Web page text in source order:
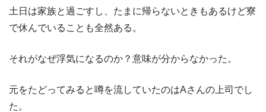
土日は家族と過ごすし、たまに帰らないときもあるけど寮
で休んでいることも全然ある。
それがなぜ浮気になるのか？意味が分からなかった。
元をたどってみると噂を流していたのはAさんの上司でし
た。